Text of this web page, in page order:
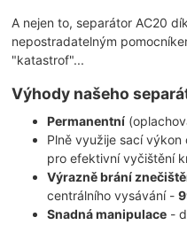
A nejen to, separátor AC20
nepostradatelným
"katastrof"...
Výhody našeho
Permanentní
Plně využije sací
pro efektivní vyčištění
Výrazně brání
centrálního vysávání -
Snadná manipulace -